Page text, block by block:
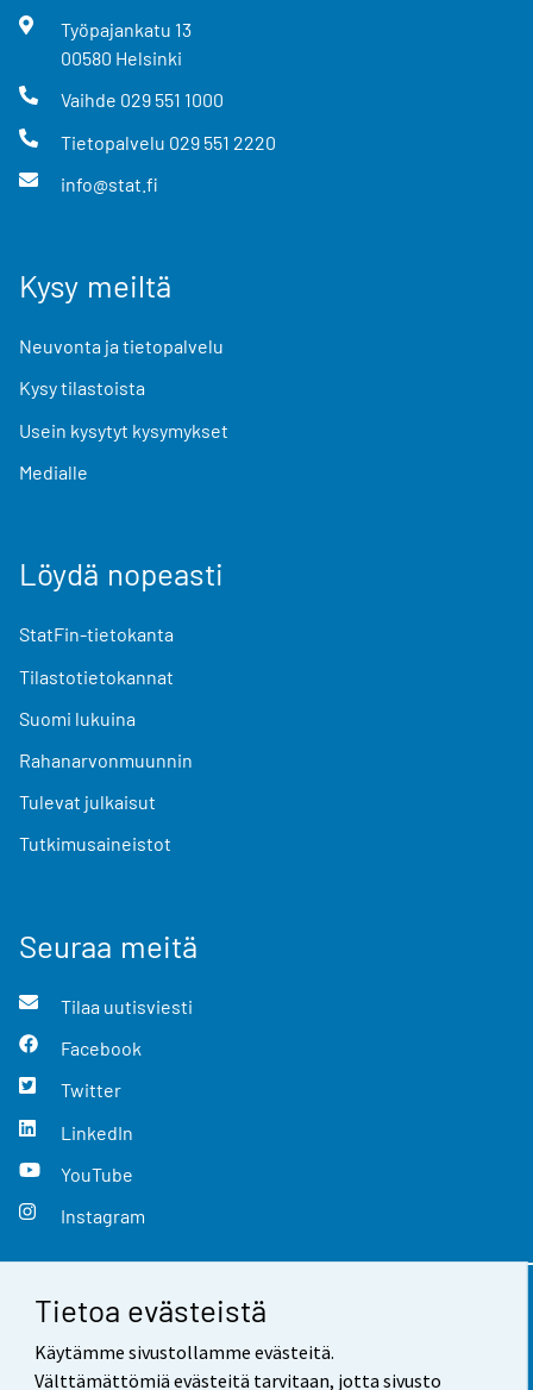
Tietoa evästeistä
Käytämme sivustollamme evästeitä.
Välttämättömiä evästeitä tarvitaan, jotta sivusto
Työpajankatu 13
00580 Helsinki
Vaihde 029 551 1000
Tietopalvelu 029 551 2220
info@stat.fi
Kysy meiltä
Neuvonta ja tietopalvelu
Kysy tilastoista
Usein kysytyt kysymykset
Medialle
Löydä nopeasti
StatFin-tietokanta
Tilastotietokannat
Suomi lukuina
Rahanarvonmuunnin
Tulevat julkaisut
Tutkimusaineistot
Seuraa meitä
Tilaa uutisviesti
Facebook
Twitter
LinkedIn
YouTube
Instagram
Yhteystiedot
Palaute